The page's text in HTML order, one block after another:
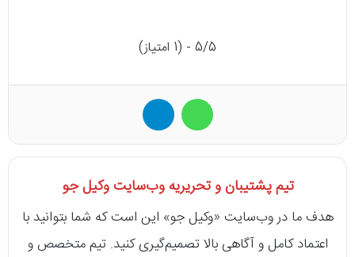
5/5 - (1 امتیاز)
واتس آپ
تیم پشتیبان و تحریریه وب‌سایت وکیل جو
هدف ما در وب‌سایت «وکیل جو» این است که شما بتوانید با
اعتماد کامل و آگاهی بالا تصمیم‌گیری کنید. تیم متخصص و